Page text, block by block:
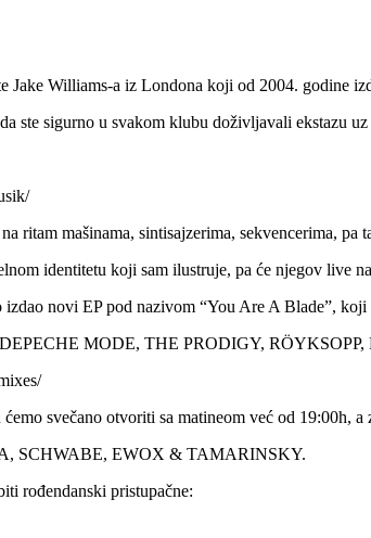
Jake Williams-a iz Londona koji od 2004. godine
ste sigurno u svakom klubu doživljavali ekstazu
ritam mašinama, sintisajzerima, sekvencerima,
identitetu koji sam ilustruje, pa će njegov live
novi EP pod nazivom “You Are A Blade”,
DEPECHE MODE, THE PRODIGY,
svečano otvoriti sa matineom već od
SCHWABE, EWOX & TAMARINSKY.
rođendanski pristupačne: